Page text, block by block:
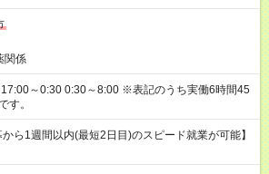
関係
0:30～8:00 ※表記のうち実働6時間45
す。
ら1週間以内(最短2日目)のスピード就業が可能】